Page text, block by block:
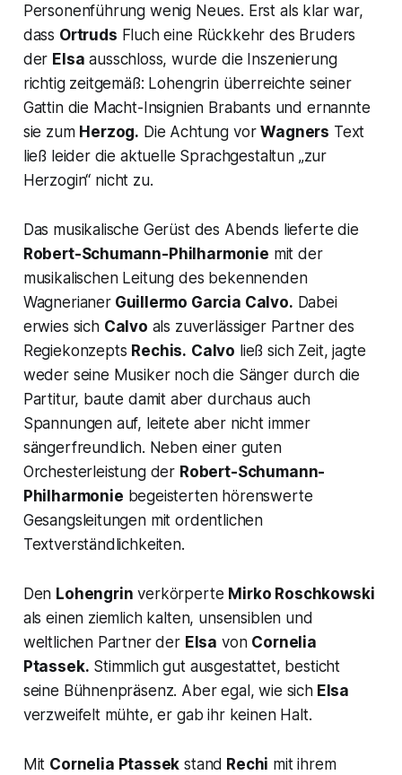
Personenführung wenig Neues. Erst als klar war,
dass Ortruds Fluch eine Rückkehr des Bruders
der Elsa ausschloss, wurde die Inszenierung
richtig zeitgemäß: Lohengrin überreichte seiner
Gattin die Macht-Insignien Brabants und ernannte
sie zum Herzog. Die Achtung vorWagners Text
ließ leider die aktuelle Sprachgestaltun „zur
Herzogin“ nicht zu.
Das musikalische Gerüst des Abends lieferte die
Robert-Schumann-Philharmonie mit der
musikalischen Leitung des bekennenden
WagnerianerGuillermo Garcia Calvo. Dabei
erwies sich Calvo als zuverlässiger Partner des
Regiekonzepts Rechis. Calvo ließ sich Zeit, jagte
weder seine Musiker noch die Sänger durch die
Partitur, baute damit aber durchaus auch
Spannungen auf, leitete aber nicht immer
sängerfreundlich. Neben einer guten
Orchesterleistung der Robert-Schumann-
Philharmonie begeisterten hörenswerte
Gesangsleitungen mit ordentlichen
Textverständlichkeiten.
Den Lohengrin verkörperte Mirko Roschkowski
als einen ziemlich kalten, unsensiblen und
weltlichen Partner der Elsa von Cornelia
Ptassek. Stimmlich gut ausgestattet, besticht
seine Bühnenpräsenz. Aber egal, wie sichElsa
verzweifelt mühte, er gab ihr keinen Halt.
Mit Cornelia Ptassek stand Rechi mit ihrem